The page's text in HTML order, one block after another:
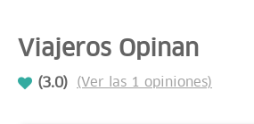
Viajeros Opinan
(3.0) (Ver las 1 opiniones)